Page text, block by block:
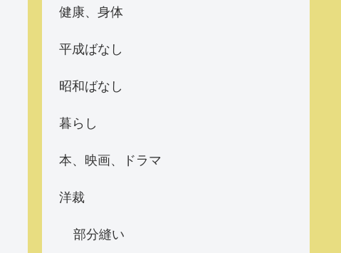
健康、身体
平成ばなし
昭和ばなし
暮らし
本、映画、ドラマ
洋裁
部分縫い